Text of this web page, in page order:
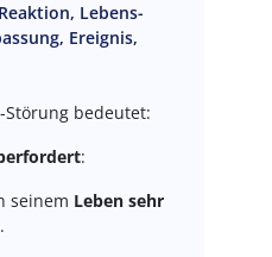
Lebens-
Ereignis,
Störung bedeutet:
:
seinem Leben sehr